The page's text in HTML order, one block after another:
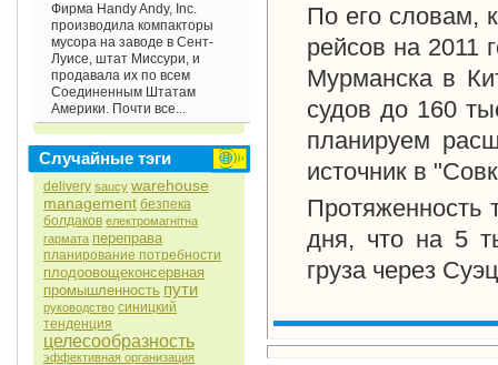
Фирма Handy Andy, Inc.
производила компакторы
мусора на заводе в Сент-
Луисе, штат Миссури, и
продавала их по всем
Соединенным Штатам
Америки. Почти все...
Случайные тэги
delivery saucy warehouse
management безпека
болдаков електромагнітна
гармата переправа
планирование потребности
плодоовощеконсервная
промышленность пути
руководство синицкий
тенденция
целесообразность
эффективная организация
По его словам,
рейсов на 2011
Мурманска в
судов до 160
планируем
источник в
Протяженность
дня, что на 5
груза через